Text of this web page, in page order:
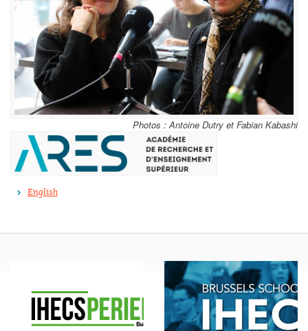
Photos : Antoine Dutry et Fabian Kabashi
English